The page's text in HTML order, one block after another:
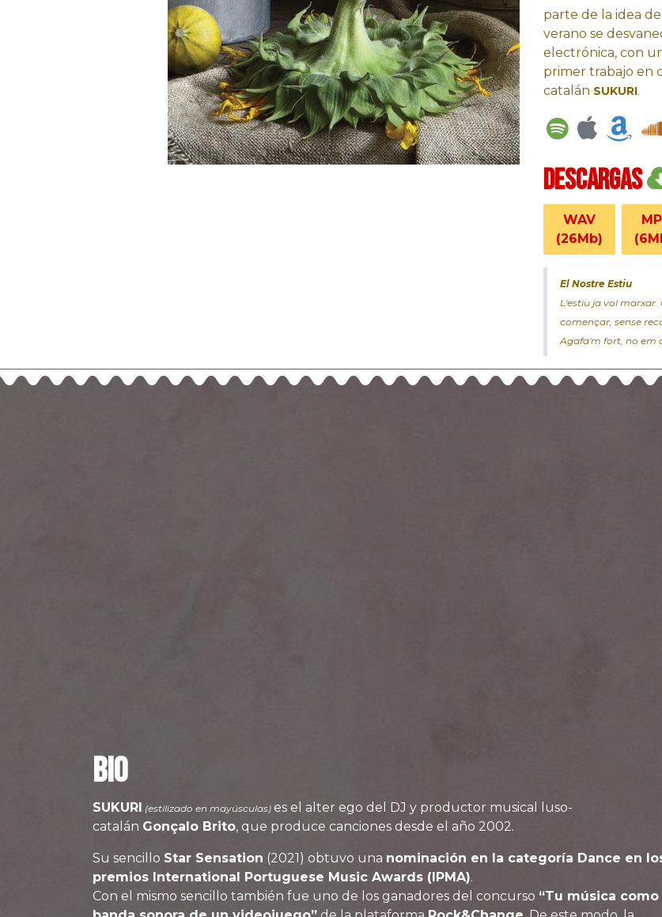
parte de la idea
verano se
electrónica, con
primer trabajo en
catalán SUKURI.
DESCARGAS
WAV
(26Mb)​​
El Nostre Estiu
L'estiu ja vol marxar.
començar, sense
Agafa'm fort, no em
BIO
SUKURI (estilizado en mayúsculas) es el alter ego del DJ y productor musical luso-
catalán Gonçalo Brito, que produce canciones desde el año 2002.
Su sencillo Star Sensation (2021) obtuvo una nominación en la categoría Dance en
premios International Portuguese Music Awards (IPMA).
Con el mismo sencillo también fue uno de los ganadores del concurso “Tu música como